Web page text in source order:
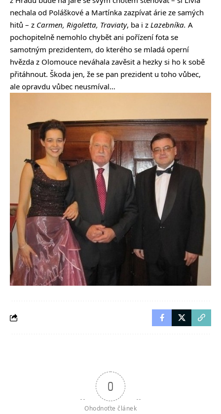
nechala od Poláškové a Martínka zazpívat árie ze samých
hitů – z Carmen, Rigoletta, Traviaty, ba i z Lazebníka. A
pochopitelně nemohlo chybět ani pořízení fota se
samotným prezidentem, do kterého se mladá operní
hvězda z Olomouce neváhala zavěsit a hezky si ho k sobě
přitáhnout. Škoda jen, že se pan prezident u toho vůbec,
ale opravdu vůbec neusmíval…
0
Ohodnoťte článek